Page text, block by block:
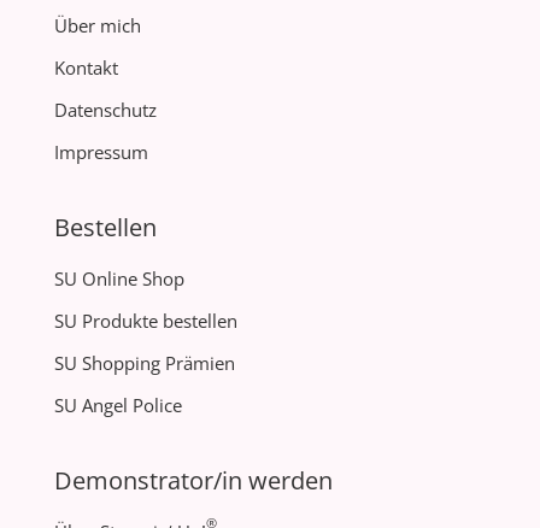
Über mich
Kontakt
Datenschutz
Impressum
Bestellen
SU Online Shop
SU Produkte bestellen
SU Shopping Prämien
SU Angel Police
Demonstrator/in werden
®